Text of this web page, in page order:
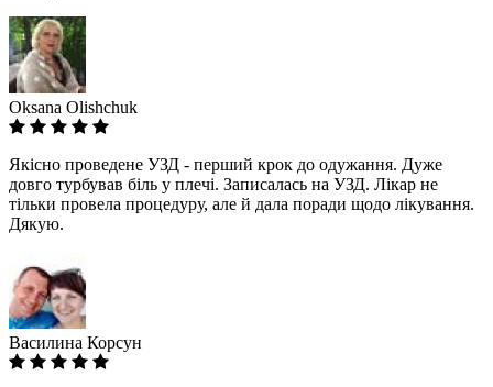
Oksana Olishchuk
Якісно проведене УЗД - перший крок до одужання. Дуже
довго турбував біль у плечі. Записалась на УЗД. Лікар не
тільки провела процедуру, але й дала поради щодо лікування.
Дякую.
Василина Корсун